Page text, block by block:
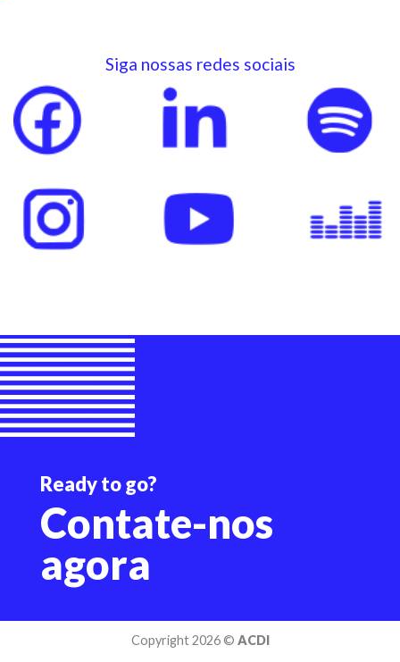
Siga nossas redes sociais
Ready to go?
Contate-nos
agora
Copyright 2026 © ACDI